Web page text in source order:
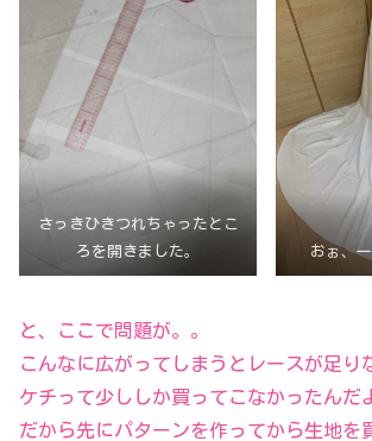
さっきひきつれちゃったとこ
ろを開きました。
おぉ、
と、ここで問題が。。
こんなに広がってしまうとレースが足り
ケチって少ししか買ってこなかったんだ
だから先にパターンを作ってから生地を